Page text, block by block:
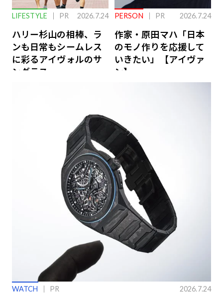
LIFESTYLE PR 2026.7.24
ハリー杉山の相棒、ラ
ンも日常もシームレス
に彩るアイヴォルのサ
ングラス
PERSON PR 2026.7.24
作家・原田マハ「日本
のモノ作りを応援して
いきたい」【アイヴァ
ン】
WATCH PR 2026.7.24